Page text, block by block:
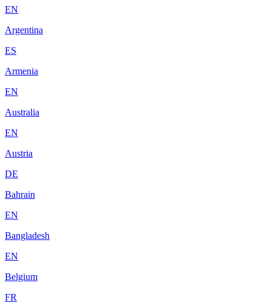
EN
Argentina
ES
Armenia
EN
Australia
EN
Austria
DE
Bahrain
EN
Bangladesh
EN
Belgium
FR